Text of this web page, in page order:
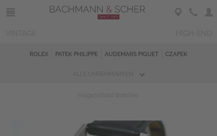
ROLEX PATEK PHILIPPE AUDEMARS PIGUET CZAPEK